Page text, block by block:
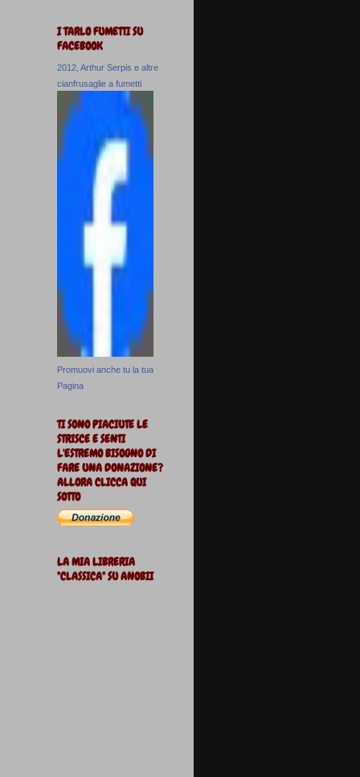
I TARLO FUMETTI SU
FACEBOOK
2012, Arthur Serpis e altre
cianfrusaglie a fumetti
Promuovi anche tu la tua
Pagina
TI SONO PIACIUTE LE
STRISCE E SENTI
L'ESTREMO BISOGNO DI
FARE UNA DONAZIONE?
ALLORA CLICCA QUI
SOTTO
LA MIA LIBRERIA
"CLASSICA" SU ANOBII